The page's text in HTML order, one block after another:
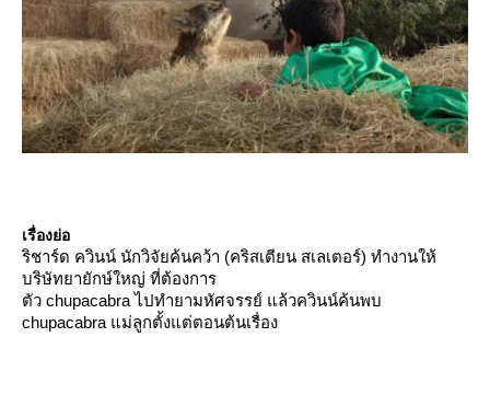
เรื่องย่อ
ริชาร์ด ควินน์ นักวิจัยค้นคว้า (คริสเตียน สเลเตอร์) ทำงานให้
บริษัทยายักษ์ใหญ่ ที่ต้องการ
ตัว chupacabra ไปทำยามหัศจรรย์ แล้วควินน์ค้นพบ
chupacabra แม่ลูกตั้งแต่ตอนต้นเรื่อง